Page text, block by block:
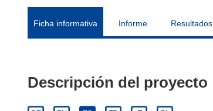
Ficha informativa Informe Resultados
Descripción del proyecto